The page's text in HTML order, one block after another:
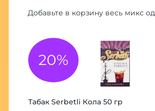
Добавьте в корзину весь микс
20%
Табак Serbetli Кола 50 гр